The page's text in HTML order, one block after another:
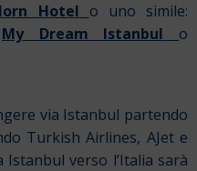
Hotel o uno simile:
My Dream Istanbul
o
via Istanbul partendo
Turkish Airlines, AJet e
verso l’Italia sarà